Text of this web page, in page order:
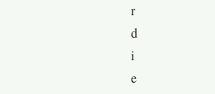
r
d
i
e